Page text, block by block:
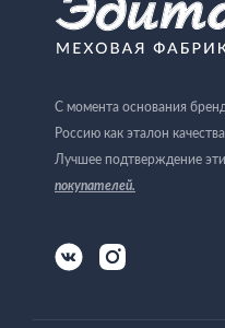
С момента основания
Россию как эталон
Лучшее подтверждение
покупателей.